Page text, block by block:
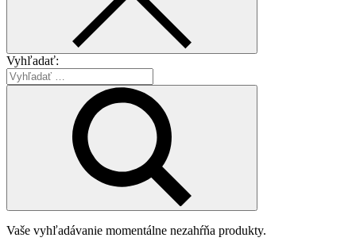
Vyhľadať:
Vaše vyhľadávanie momentálne nezahŕňa produkty.